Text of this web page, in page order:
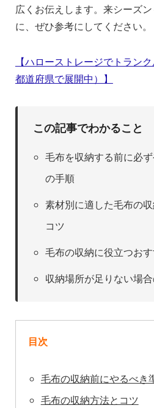
広くお伝えします。来シーズ
に、ぜひ参考にしてください。
【ハローストレージでトラン
都道府県で展開中）】
この記事でわかること
毛布を収納する前に必
の手順
素材別に適した毛布の
コツ
毛布の収納に役立つお
収納場所が足りない場
目次
毛布の収納前にやるべき
毛布の収納方法とコツ